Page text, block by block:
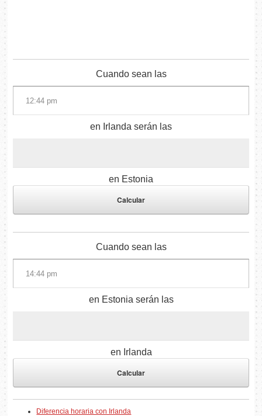
Cuando sean las
en Irlanda serán las
en Estonia
Cuando sean las
en Estonia serán las
en Irlanda
Diferencia horaria con Irlanda